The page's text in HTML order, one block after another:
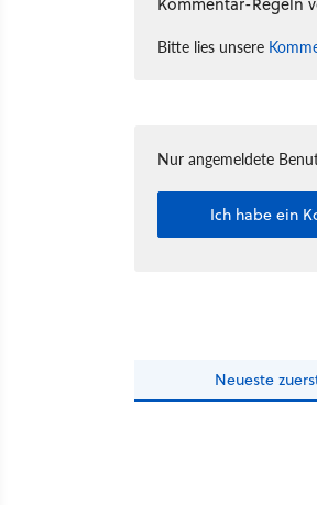
Bitte lies unsere
Nur angemeldete
Ich habe ein
Neueste